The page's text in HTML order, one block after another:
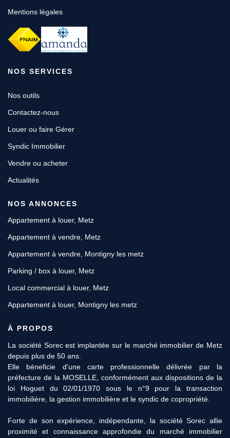
Mentions légales
NOS SERVICES
Nos outils
Contactez-nous
Louer ou faire Gérer
Syndic Immobilier
Vendre ou acheter
Actualités
NOS ANNONCES
Appartement à louer, Metz
Appartement à vendre, Metz
Appartement à vendre, Montigny les metz
Parking / box à louer, Metz
Local commercial à louer, Metz
Appartement à louer, Montigny les metz
À PROPOS
La société Sorec est implantée sur le marché immobilier de Metz
depuis plus de 50 ans.
Elle béneficie d'une carte professionnelle délivrée par la
préfecture de la MOSELLE, conformément aux dispositions de la
loi Hoguet du 02/01/1970 sous le n°9 pour la transaction
immobilière, la gestion immobilière et le syndic de copropriété.
Forte de son expérience, indépendante, la société Sorec allie
proximité et connaissance approfondie du marché immobilier
11 Rue des Robert, 57000 METZ
Afficher le téléphone